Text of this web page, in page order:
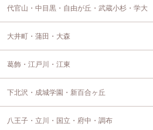
代官山・中目黒・自由が丘・武蔵小杉・学大
大井町・蒲田・大森
葛飾・江戸川・江東
下北沢・成城学園・新百合ヶ丘
八王子・立川・国立・府中・調布